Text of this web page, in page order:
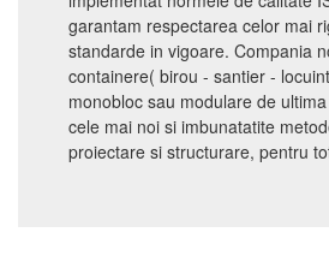
garantam respectarea celor mai
standarde in vigoare. Compania
containere( birou - santier -
monobloc sau modulare de
cele mai noi si imbunatatite
proiectare si structurare, pentru